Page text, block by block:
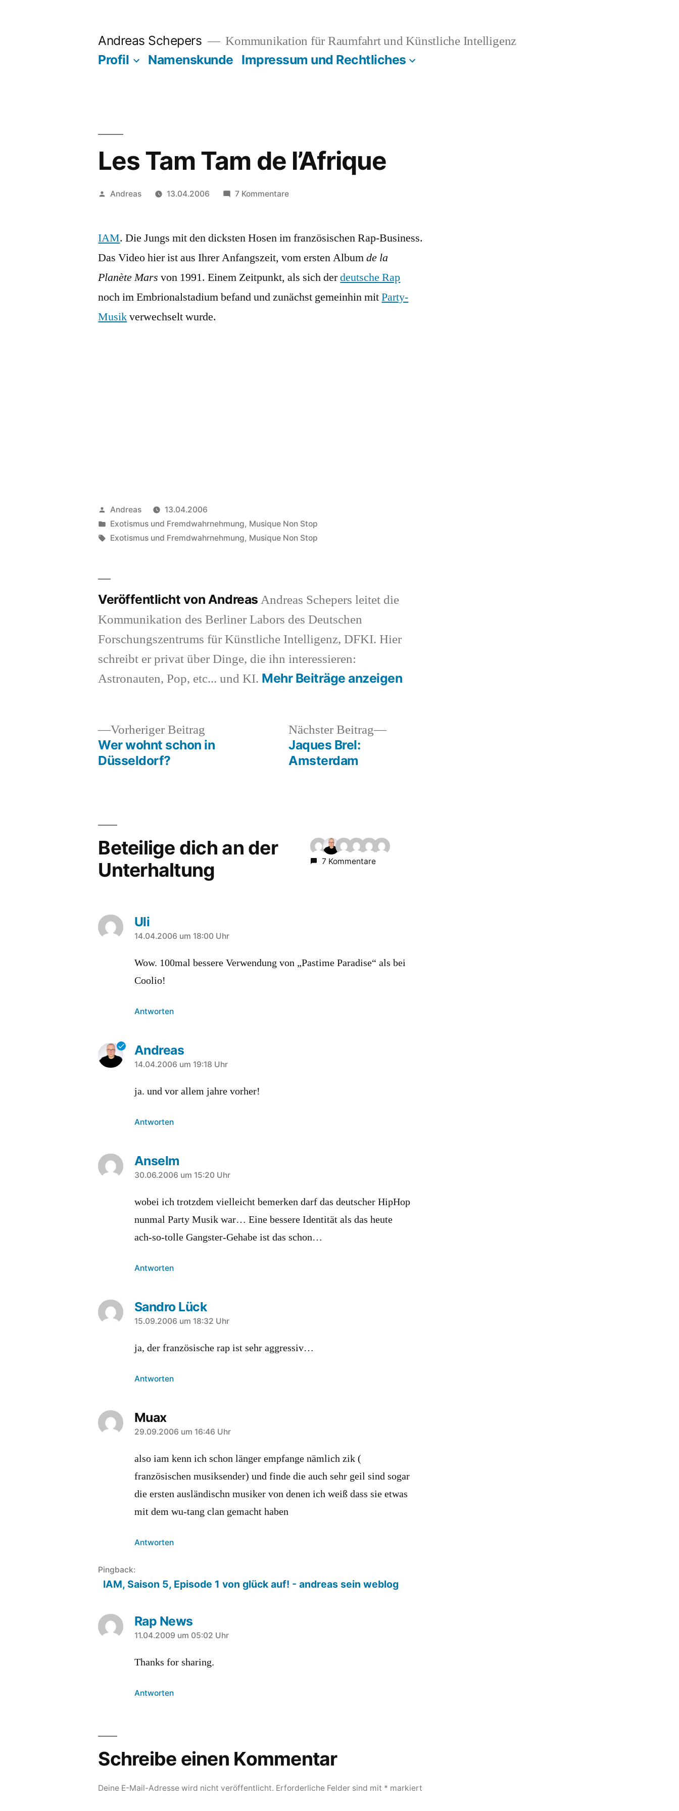
Andreas Schepers Kommunikation für Raumfahrt und Künstliche Intelligenz
Profil Namenskunde Impressum und Rechtliches
Les Tam Tam de l’Afrique
Veröffentlicht
Andreas 13.04.2006 7 Kommentarezu
Tam
l’Afrique
IAM. Die Jungs mit den dicksten Hosen im französischen Rap-Business.
Das Video hier ist aus Ihrer Anfangszeit, vom ersten Albumde la
Planète Mars von 1991. Einem Zeitpunkt, als sich derdeutsche Rap
noch im Embrionalstadium befand und zunächst gemeinhin mitParty-
Musikverwechselt wurde.
Veröffentlicht
von
Andreas
13.04.2006
Veröffentlicht
in
Exotismus und Fremdwahrnehmung, Musique Non Stop
Schlagwörter:
Exotismus und Fremdwahrnehmung, Musique Non Stop
Veröffentlicht von Andreas Andreas Schepers leitet die
Kommunikation des Berliner Labors des Deutschen
Forschungszentrums für Künstliche Intelligenz, DFKI. Hier
schreibt er privat über Dinge, die ihn interessieren:
Astronauten, Pop, etc... und KI. Mehr Beiträge anzeigen
Beitragsnavigation
Vorheriger Beitrag
Beitrag:
Wer wohnt schon in
Düsseldorf?
Nächster Beitrag
Nächster
Jaques Brel:
Amsterdam
Beteilige dich an der
Unterhaltung
7 Kommentare
Uli
sagt:
14.04.2006 um 18:00 Uhr
Wow. 100mal bessere Verwendung von „Pastime Paradise“ als bei
Coolio!
Antworten
Andreas
sagt:
14.04.2006 um 19:18 Uhr
ja. und vor allem jahre vorher!
Antworten
Anselm
sagt:
30.06.2006 um 15:20 Uhr
wobei ich trotzdem vielleicht bemerken darf das deutscher HipHop
nunmal Party Musik war… Eine bessere Identität als das heute
ach-so-tolle Gangster-Gehabe ist das schon…
Antworten
Sandro Lück
sagt:
15.09.2006 um 18:32 Uhr
ja, der französische rap ist sehr aggressiv…
Antworten
Muax
sagt:
29.09.2006 um 16:46 Uhr
also iam kenn ich schon länger empfange nämlich zik (
französischen musiksender) und finde die auch sehr geil sind sogar
die ersten ausländischn musiker von denen ich weiß dass sie etwas
mit dem wu-tang clan gemacht haben
Antworten
Pingback:
IAM, Saison 5, Episode 1 von glück auf! - andreas sein weblog
Rap News
sagt:
11.04.2009 um 05:02 Uhr
Thanks for sharing.
Antworten
Schreibe einen Kommentar
Deine E-Mail-Adresse wird nicht veröffentlicht. Erforderliche Felder sind mit * markiert